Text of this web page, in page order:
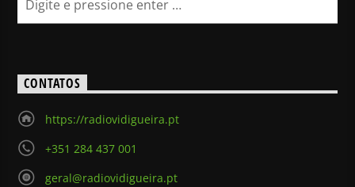
CONTATOS
https://radiovidigueira.pt
+351 284 437 001
geral@radiovidigueira.pt